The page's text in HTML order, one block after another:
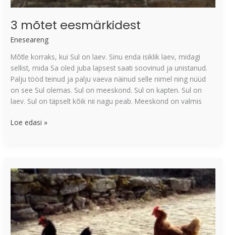
3 mõtet eesmärkidest
Eneseareng
Mõtle korraks, kui Sul on laev. Sinu enda isiklik laev, midagi
sellist, mida Sa oled juba lapsest saati soovinud ja unistanud.
Palju tööd teinud ja palju vaeva näinud selle nimel ning nüüd
on see Sul olemas. Sul on meeskond. Sul on kapten. Sul on
laev. Sul on täpselt kõik nii nagu peab. Meeskond on valmis
Loe edasi »
Su
juht
hoolib
Sinust
kui
inimesest?